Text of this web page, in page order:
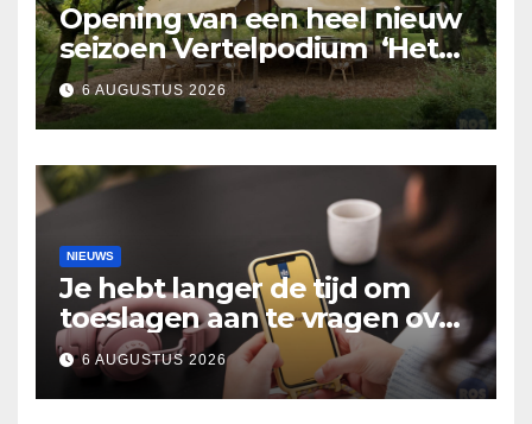
Opening van een heel nieuw
seizoen Vertelpodium ‘Het
Lopende Vuur’. Landelijke
verhalen in Bomentuin D’n
Hooidonk
6 AUGUSTUS 2026
NIEUWS
Je hebt langer de tijd om
toeslagen aan te vragen over
2025
6 AUGUSTUS 2026